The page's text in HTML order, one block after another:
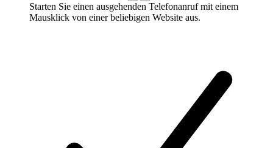
Starten Sie einen ausgehenden Telefonanruf mit einem
Mausklick von einer beliebigen Website aus.